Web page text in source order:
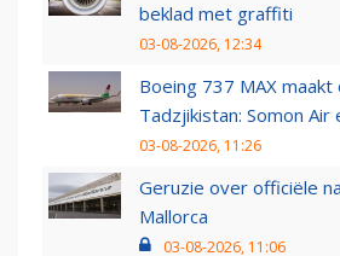
beklad met graffiti
03-08-2026, 12:34
Boeing 737 MAX maakt
Tadzjikistan: Somon
03-08-2026, 11:26
Geruzie over officiële
Mallorca
03-08-2026, 11:06